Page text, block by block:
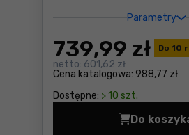
Parametry
Do 10
Cena katalogowa: 988,77 zł
739,99 zł
netto: 601,62 zł
Dostępne: > 10 szt.
Do